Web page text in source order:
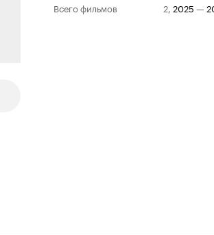
Всего фильмов
2, 2025 —